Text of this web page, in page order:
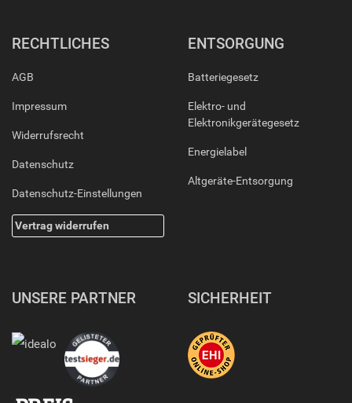
RECHTLICHES
AGB
Impressum
Widerrufsrecht
Datenschutz
Datenschutz-Einstellungen
Vertrag widerrufen
ENTSORGUNG
Batteriegesetz
Elektro- und
Elektronikgerätegesetz
Energielabel
Altgeräte-Entsorgung
UNSERE PARTNER SICHERHEIT